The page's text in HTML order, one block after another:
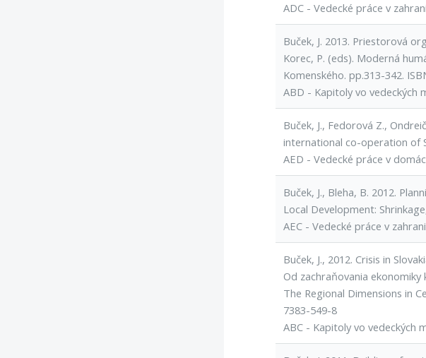
ADC - Vedecké práce v
Buček, J. 2013. Priestorová
Korec, P. (eds). Moderná
Komenského. pp.313-342.
ABD - Kapitoly vo vedeckých
Buček, J., Fedorová Z.,
international co-operation of
AED - Vedecké práce v
Buček, J., Bleha, B. 2012.
Local Development:
AEC - Vedecké práce v
Buček, J., 2012. Crisis in
Od zachraňovania ekonomiky
The Regional Dimensions in
7383-549-8
ABC - Kapitoly vo vedeckých